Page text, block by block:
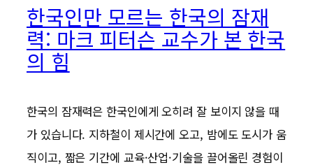
한국인만 모르는 한국의 잠재
력: 마크 피터슨 교수가 본 한국
의 힘
한국의 잠재력은 한국인에게 오히려 잘 보이지 않을 때
가 있습니다. 지하철이 제시간에 오고, 밤에도 도시가 움
직이고, 짧은 기간에 교육·산업·기술을 끌어올린 경험이